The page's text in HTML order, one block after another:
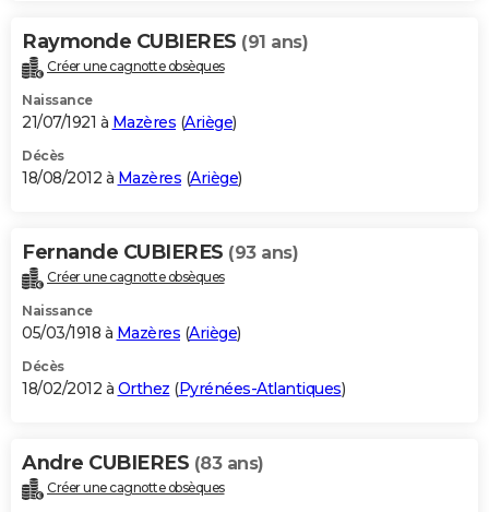
Raymonde CUBIERES (91 ans)
Créer une cagnotte obsèques
Naissance
21/07/1921 à Mazères (Ariège)
Décès
18/08/2012 à Mazères (Ariège)
Fernande CUBIERES (93 ans)
Créer une cagnotte obsèques
Naissance
05/03/1918 à Mazères (Ariège)
Décès
18/02/2012 à Orthez (Pyrénées-Atlantiques)
Andre CUBIERES (83 ans)
Créer une cagnotte obsèques